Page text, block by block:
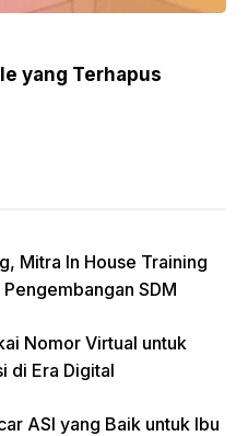
yang Terhapus
Mitra In House Training
SDM
Nomor Virtual untuk
di Era Digital
ASI yang Baik untuk Ibu